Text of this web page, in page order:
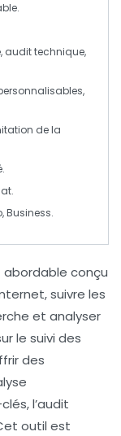
, audit technique,
,
de la
.
,Business.
abordable conçu
, suivre les
et analyser
le suivi des
des
, l’audit
outil est